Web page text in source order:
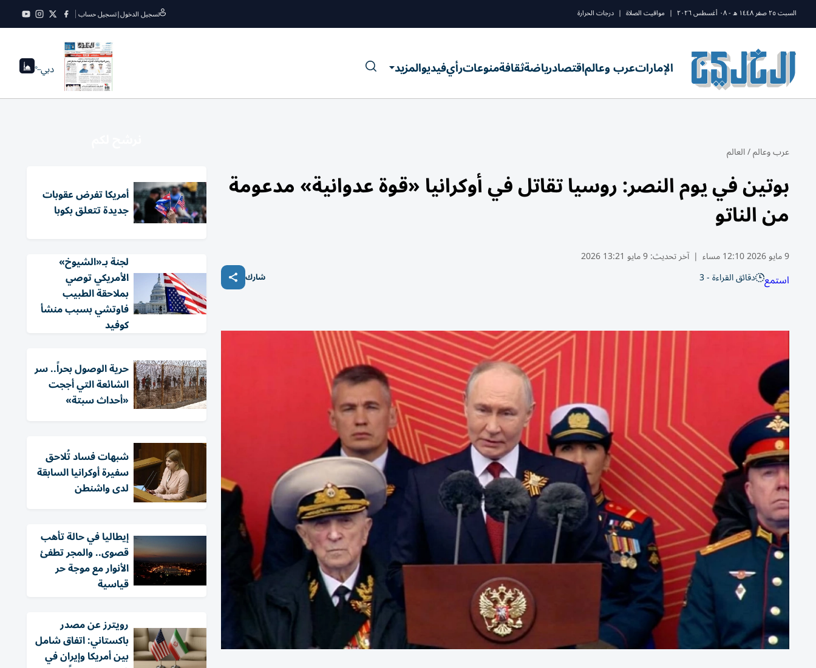
السبت ٢٥ صفر ١٤٤٨ ه - ٠٨ أغسطس ٢٠٢٦ | مواقيت الصلاة | درجات الحرارة تسجيل الدخول|تسجيل حساب
الإماراتعرب وعالماقتصادرياضةثقافةمنوعاترأيفيديوالمزيد دبي--°
عرب وعالم/العالم
بوتين في يوم النصر: روسيا تقاتل في أوكرانيا «قوة عدوانية» مدعومة
من الناتو
9 مايو 2026 12:10 مساء | آخر تحديث:9 مايو 13:21 2026
استمع دقائق القراءة - 3 شارك
أمريكا تفرض عقوبات
جديدة تتعلق بكوبا
لجنة بـ«الشيوخ»
الأمريكي توصي
بملاحقة الطبيب
فاوتشي بسبب منشأ
كوفيد
حرية الوصول بحراً.. سر
الشائعة التي أججت
«أحداث سبتة»
شبهات فساد تُلاحق
سفيرة أوكرانيا السابقة
لدى واشنطن
إيطاليا في حالة تأهب
قصوى.. والمجر تطفئ
الأنوار مع موجة حر
قياسية
‏رويترز عن مصدر
باكستاني: اتفاق شامل
بين أمريكا وإيران في